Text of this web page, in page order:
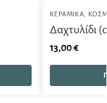
ΚΕΡΑΜΙΚΆ
Δαχτυλίδι
13,00€